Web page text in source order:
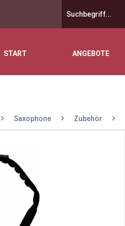
START ANGEBOTE
Saxophone Zubehör